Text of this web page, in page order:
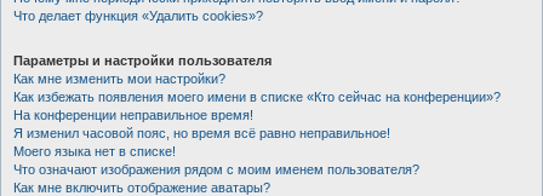
Что делает функция «Удалить cookies»?
Параметры и настройки пользователя
Как мне изменить мои настройки?
Как избежать появления моего имени в списке «Кто сейчас на конференции»?
На конференции неправильное время!
Я изменил часовой пояс, но время всё равно неправильное!
Моего языка нет в списке!
Что означают изображения рядом с моим именем пользователя?
Как мне включить отображение аватары?